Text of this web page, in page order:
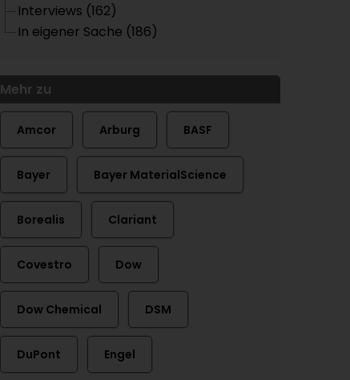
Interviews (162)
In eigener Sache (186)
Mehr zu
Amcor Arburg BASF
Bayer Bayer MaterialScience
Borealis Clariant
Covestro Dow
Dow Chemical DSM
DuPont Engel